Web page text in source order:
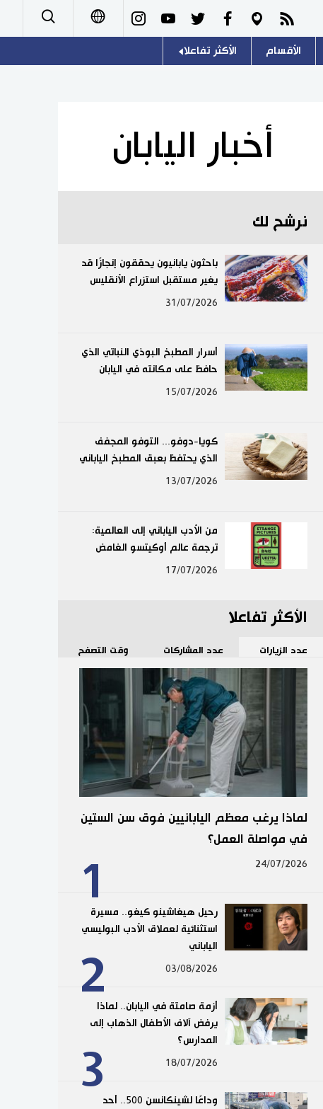
Русский
الأقسام
تجارب وآراء
سياسة
اقتصاد
مجتمع
ثقافة
طوكيو
الأكثر تفاعلا
هو وهي
المطبخ الياباني
أخبار اليابان
نرشح لك
باحثون يابانيون يحققون إنجازًا قد
يغير مستقبل استزراع الأنقليس
31/07/2026
أسرار المطبخ البوذي النباتي الذي
حافظ على مكانته في اليابان
15/07/2026
كويا-دوفو... التوفو المجفف
الذي يحتفظ بعبق المطبخ الياباني
13/07/2026
من الأدب الياباني إلى العالمية:
ترجمة عالم أوكيتسو الغامض
17/07/2026
الأكثر تفاعلا
عدد الزيارات عدد المشاركات وقت التصفح
1
لماذا يرغب معظم اليابانيين فوق سن الستين
في مواصلة العمل؟
24/07/2026
2
رحيل هيغاشينو كيغو.. مسيرة
استثنائية لعملاق الأدب البوليسي
الياباني
03/08/2026
3
أزمة صامتة في اليابان.. لماذا
يرفض آلاف الأطفال الذهاب إلى
المدارس؟
18/07/2026
وداعًا لشينكانسن 500.. أحد